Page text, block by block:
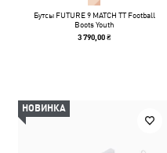
Бутсы FUTURE 9 MATCH TT Football
Boots Youth
3 790,00 ₴
НОВИНКА